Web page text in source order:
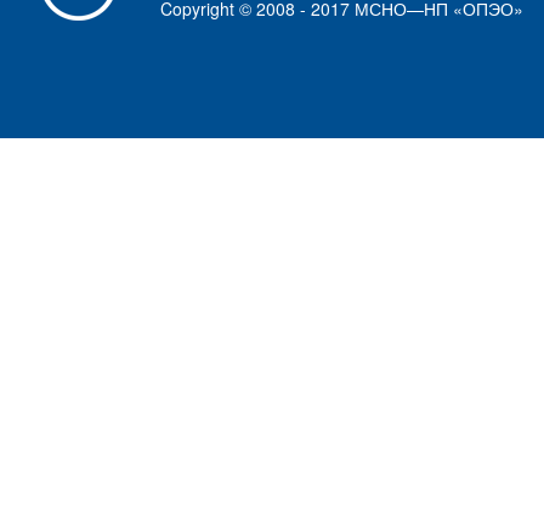
Copyright © 2008 - 2017 МСНО—НП «ОПЭО»